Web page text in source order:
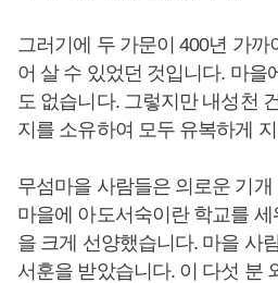
그러기에 두 가문이 400년 가까
어 살 수 있었던 것입니다. 마을
도 없습니다. 그렇지만 내성천
지를 소유하여 모두 유복하게
무섬마을 사람들은 의로운 기
마을에 아도서숙이란 학교를
을 크게 선양했습니다. 마을 사
서훈을 받았습니다. 이 다섯 분